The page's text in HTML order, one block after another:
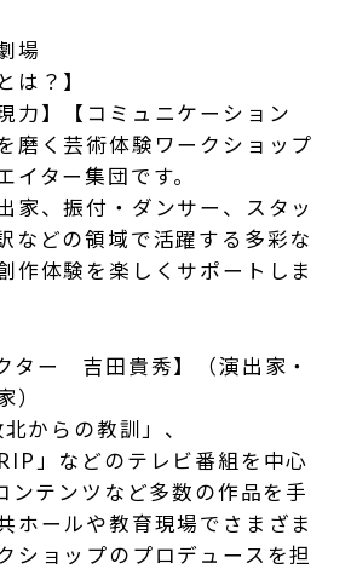
場
は？】
力】【コミュニケーション
磨く芸術体験ワークショップ
イター集団です。
家、振付・ダンサー、スタッ
などの領域で活躍する多彩な
作体験を楽しくサポートしま
ター 吉田貴秀】（演出家・
）
からの教訓」、
」などのテレビ番組を中心
ンテンツなど多数の作品を手
ホールや教育現場でさまざま
ショップのプロデュースを担